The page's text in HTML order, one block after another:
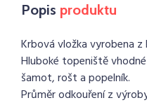
Popis produktu
Krbová vložka vyrobena
Hluboké topeniště
šamot, rošt a popelník.
Průměr odkouření z